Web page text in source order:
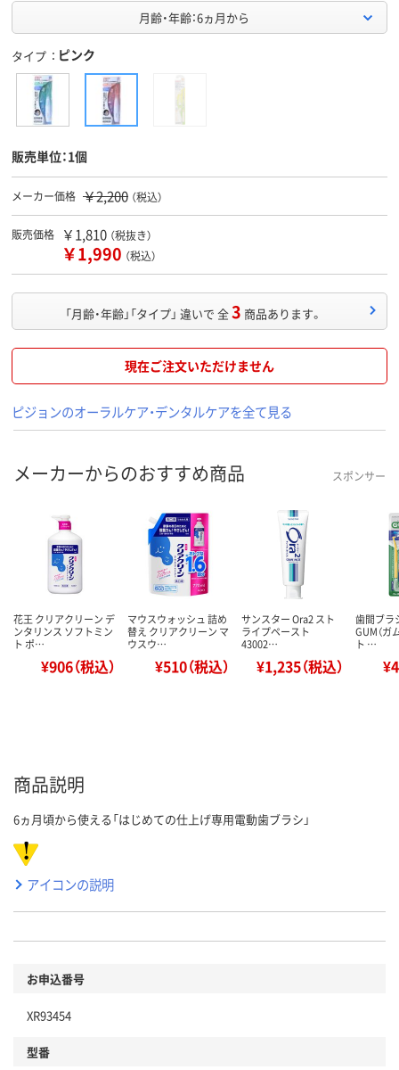
月齢・年齢：6ヵ月から
タイプ ピンク
販売単位：1個
メーカー価格 ￥2,200 （税込）
販売価格 ￥1,810 （税抜き）
￥1,990 （税込）
「月齢・年齢」「タイプ」 違いで 全3 商品あります。
現在ご注文いただけません
ピジョンのオーラルケア・デンタルケアを全て見る
メーカーからのおすすめ商品 スポンサー
花王 クリアクリーン デ
ンタリンス ソフトミン
ト ポ…
¥906（税込）
マウスウォッシュ 詰め
替え クリアクリーン マ
ウスウ…
¥510（税込）
サンスター Ora2 スト
ライプペースト
43002…
¥1,235（税込）
歯間ブラ
GUM（ガ
ト …
商品説明
6ヵ月頃から使える「はじめての仕上げ専用電動歯ブラシ」
アイコンの説明
お申込番号
XR93454
型番